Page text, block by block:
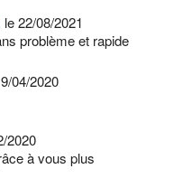
le 22/08/2021
problème et rapide
04/2020
2020
à vous plus